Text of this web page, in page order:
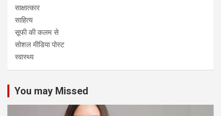
साक्षात्कार
साहित्य
सूफी की कलम से
सोशल मीडिया पोस्ट
स्वास्थ्य
You may Missed